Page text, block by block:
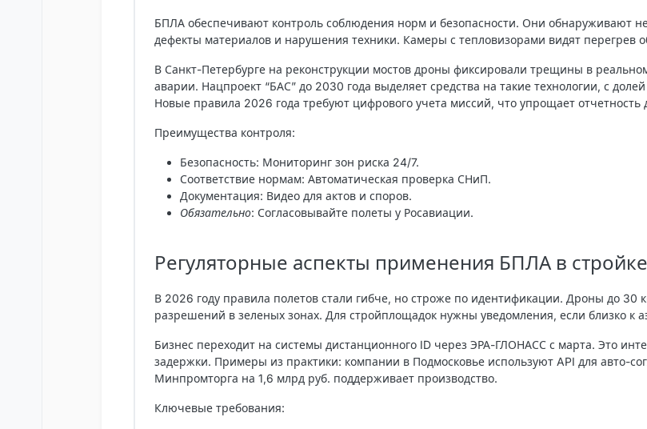
БПЛА обеспечивают контроль соблюдения норм и безопасности. Они обнаруживают
дефекты материалов и нарушения техники. Камеры с тепловизорами видят перегрев
В Санкт-Петербурге на реконструкции мостов дроны фиксировали трещины в
аварии. Нацпроект “БАС” до 2030 года выделяет средства на такие технологии, с
Новые правила 2026 года требуют цифрового учета миссий, что упрощает отчетность
Преимущества контроля:
Безопасность: Мониторинг зон риска 24/7.
Соответствие нормам: Автоматическая проверка СНиП.
Документация: Видео для актов и споров.
Обязательно: Согласовывайте полеты у Росавиации.
Регуляторные аспекты применения БПЛА в стройке
В 2026 году правила полетов стали гибче, но строже по идентификации. Дроны до 30
разрешений в зеленых зонах. Для стройплощадок нужны уведомления, если близко к
Бизнес переходит на системы дистанционного ID через ЭРА-ГЛОНАСС с марта. Это
задержки. Примеры из практики: компании в Подмосковье используют API для авто-
Минпромторга на 1,6 млрд руб. поддерживает производство.
Ключевые требования: